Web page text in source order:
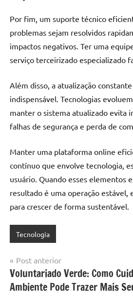
Por fim, um suporte técnico
problemas sejam resolvidos
impactos negativos. Ter uma
serviço terceirizado especializado
Além disso, a atualização
indispensável. Tecnologias
manter o sistema atualizado evita
falhas de segurança e perda de
Manter uma plataforma online
contínuo que envolve tecnologia,
usuário. Quando esses elementos
resultado é uma operação estável,
para crescer de forma sustentável.
Tecnologia
Navegação
de
Post
Post anterior
Voluntariado Verde: Como
Ambiente Pode Trazer Mais